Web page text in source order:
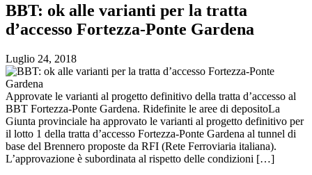
BBT: ok alle varianti per la tratta
d’accesso Fortezza-Ponte Gardena
Luglio 24, 2018
Approvate le varianti al progetto definitivo della tratta d’accesso al
BBT Fortezza-Ponte Gardena. Ridefinite le aree di depositoLa
Giunta provinciale ha approvato le varianti al progetto definitivo per
il lotto 1 della tratta d’accesso Fortezza-Ponte Gardena al tunnel di
base del Brennero proposte da RFI (Rete Ferroviaria italiana).
L’approvazione è subordinata al rispetto delle condizioni […]